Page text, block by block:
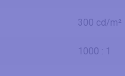
300 cd/m²
1000 : 1